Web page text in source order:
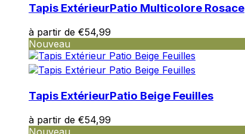
Tapis ExtérieurPatio Multicolore Rosace
à partir de €54,99
Nouveau
Tapis ExtérieurPatio Beige Feuilles
à partir de €54,99
Nouveau